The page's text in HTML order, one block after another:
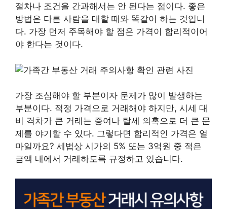
절차나 조건을 간과해서는 안 된다는 점이다. 좋은
방법은 다른 사람을 대할 때와 똑같이 하는 것입니
다. 가장 먼저 주목해야 할 점은 가격이 합리적이어
야 한다는 것이다.
가장 조심해야 할 부분이자 문제가 많이 발생하는
부분이다. 적정 가격으로 거래해야 하지만, 시세 대
비 격차가 큰 거래는 증여나 탈세 의혹으로 더 큰 문
제를 야기할 수 있다. 그렇다면 합리적인 가격은 얼
마일까요? 세법상 시가의 5% 또는 3억원 중 적은
금액 내에서 거래하도록 규정하고 있습니다.